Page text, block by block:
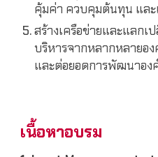
คุ้มค่า ควบคุมต้นทุน และ
สร้างเครือข่ายและแลก
บริหารจากหลากหลายอ
และต่อยอดการพัฒนาอง
เนื้อหาอบรม